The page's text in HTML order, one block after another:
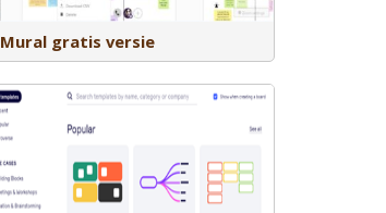
Mural gratis versie